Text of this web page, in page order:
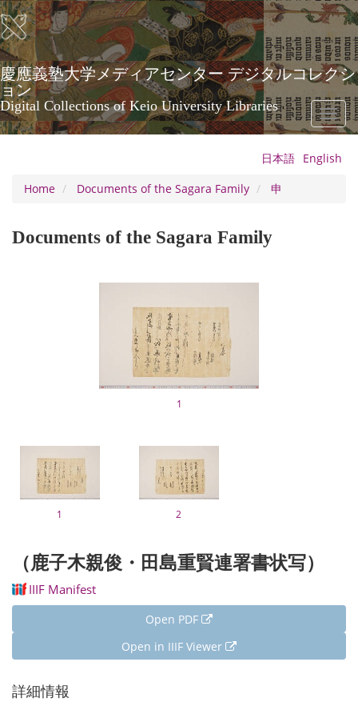
Skip
to
main
content
慶應義塾大学メディアセンター デジタルコレクシ
ョン
Digital Collections of Keio University Libraries
Toggle
日本語 English
Home
Documents of the Sagara Family 申
Documents of the Sagara Family
1
1 2
（鹿子木親俊・田島重賢連署書状写）
IIIF Manifest
Open PDF
Open in IIIF Viewer
詳細情報